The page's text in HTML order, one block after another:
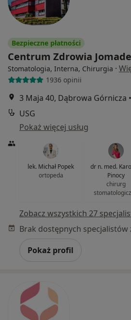
Bezpieczne płatności
Centrum Zdrowia
Stomatologia, Interna, Chirurgia ·
1936 opinii
3 Maja 40, Dąbrowa Górnicza •
USG
Pokaż więcej usług
lek. Michał Popek
ortopeda
dr n. med.
Pinocy
chirurg
Zobacz wszystkich 27
Pokaż profil